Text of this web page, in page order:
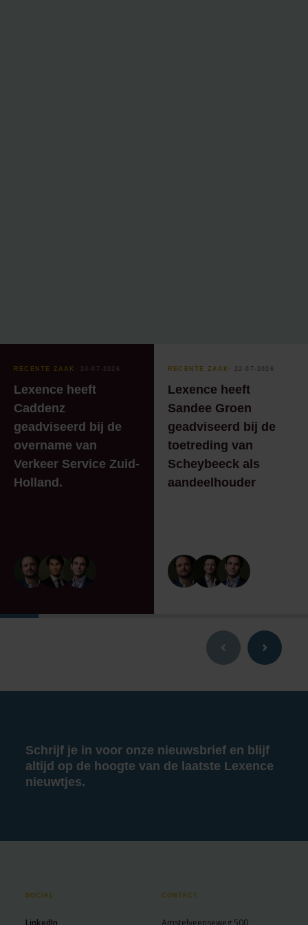
RECENTE ZAAK ⸱ 24-07-2026
Lexence heeft
Caddenz
geadviseerd bij de
overname van
Verkeer Service Zuid-
Holland.
RECENTE ZAAK ⸱ 22-07-2026
Lexence heeft
Sandee Groen
geadviseerd bij de
toetreding van
Scheybeeck als
aandeelhouder
Schrijf je in voor onze nieuwsbrief en blijf
altijd op de hoogte van de laatste Lexence
nieuwtjes.
SOCIAL
LinkedIn
CONTACT
Amstelveenseweg 500